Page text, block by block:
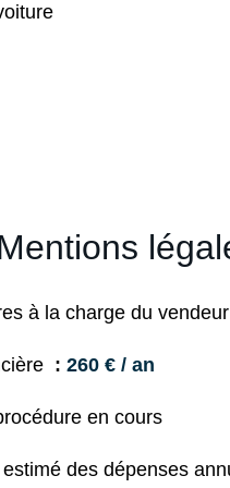
à la charge du vendeur
260 € / an
en cours
des dépenses